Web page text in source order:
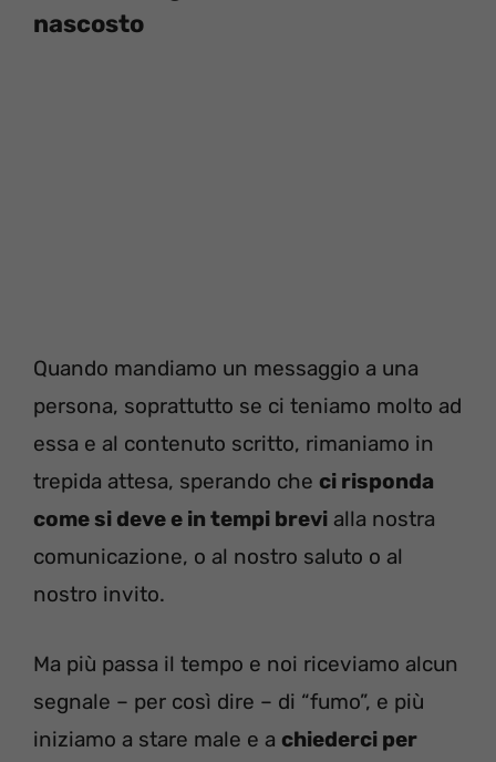
nascosto
Quando mandiamo un messaggio a una
persona, soprattutto se ci teniamo molto ad
essa e al contenuto scritto, rimaniamo in
trepida attesa, sperando che ci risponda
come si deve e in tempi brevi alla nostra
comunicazione, o al nostro saluto o al
nostro invito.
Ma più passa il tempo e noi riceviamo alcun
segnale – per così dire – di “fumo”, e più
iniziamo a stare male e a chiederci per